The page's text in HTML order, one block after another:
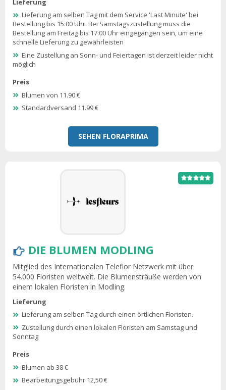
Lieferung
Lieferung am selben Tag mit dem Service 'Last Minute' bei
Bestellung bis 15:00 Uhr. Bei Samstagszustellung muss die
Bestellung am Freitag bis 17:00 Uhr eingegangen sein, um eine
schnelle Lieferung zu gewährleisten
Eine Zustellung an Sonn- und Feiertagen ist derzeit leider nicht
möglich
Preis
Blumen von 11.90 €
Standardversand 11.99 €
SEHEN FLORAPRIMA
DIE BLUMEN MODLING
Mitglied des Internationalen Teleflor Netzwerk mit über
54.000 Floristen weltweit. Die Blumensträuße werden von
einem lokalen Floristen in Modling.
Lieferung
Lieferung am selben Tag durch einen örtlichen Floristen.
Zustellung durch einen lokalen Floristen am Samstag und
Sonntag
Preis
Blumen ab 38 €
Bearbeitungsgebühr 12,50 €